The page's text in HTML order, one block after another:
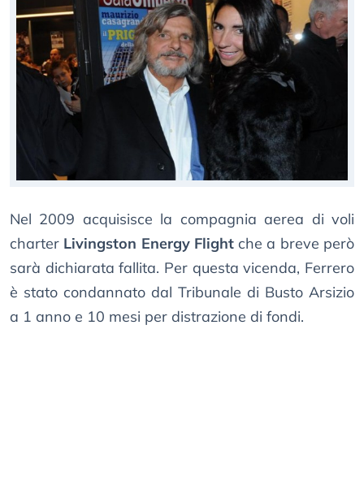
Nel 2009 acquisisce la compagnia aerea di voli
charter Livingston Energy Flightche a breve però
sarà dichiarata fallita. Per questa vicenda, Ferrero
è stato condannato dal Tribunale di Busto Arsizio
a 1 anno e 10 mesi per distrazione di fondi.